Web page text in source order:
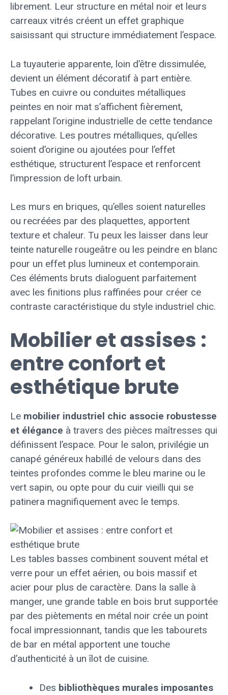
librement. Leur structure en métal noir et leurs
carreaux vitrés créent un effet graphique
saisissant qui structure immédiatement l’espace.
La tuyauterie apparente, loin d’être dissimulée,
devient un élément décoratif à part entière.
Tubes en cuivre ou conduites métalliques
peintes en noir mat s’affichent fièrement,
rappelant l’origine industrielle de cette tendance
décorative. Les poutres métalliques, qu’elles
soient d’origine ou ajoutées pour l’effet
esthétique, structurent l’espace et renforcent
l’impression de loft urbain.
Les murs en briques, qu’elles soient naturelles
ou recréées par des plaquettes, apportent
texture et chaleur. Tu peux les laisser dans leur
teinte naturelle rougeâtre ou les peindre en blanc
pour un effet plus lumineux et contemporain.
Ces éléments bruts dialoguent parfaitement
avec les finitions plus raffinées pour créer ce
contraste caractéristique du style industriel chic.
Mobilier et assises :
entre confort et
esthétique brute
Le mobilier industriel chic associe robustesse
et élégance à travers des pièces maîtresses qui
définissent l’espace. Pour le salon, privilégie un
canapé généreux habillé de velours dans des
teintes profondes comme le bleu marine ou le
vert sapin, ou opte pour du cuir vieilli qui se
patinera magnifiquement avec le temps.
Les tables basses combinent souvent métal et
verre pour un effet aérien, ou bois massif et
acier pour plus de caractère. Dans la salle à
manger, une grande table en bois brut supportée
par des piètements en métal noir crée un point
focal impressionnant, tandis que les tabourets
de bar en métal apportent une touche
d’authenticité à un îlot de cuisine.
Des bibliothèques murales imposantes